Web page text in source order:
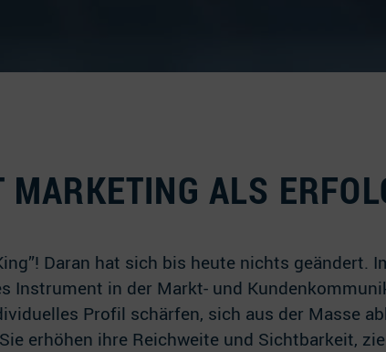
MARKETING ALS
Daran hat sich bis heute nichts geändert.
Instrument in der Markt- und
Profil schärfen, sich aus der Masse
erhöhen ihre Reichweite und Sichtbarkeit,